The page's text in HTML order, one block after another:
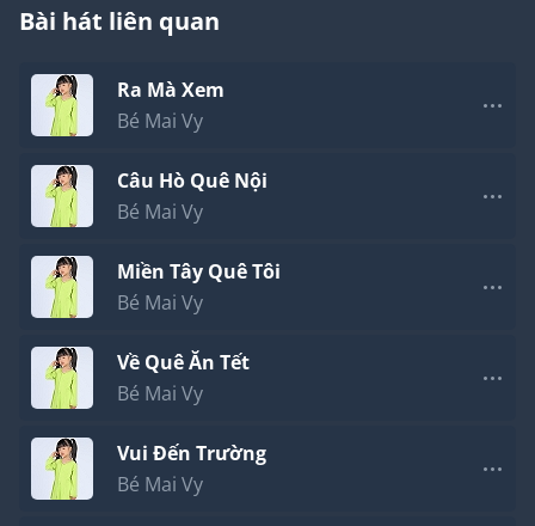
Bài hát liên quan
Ra Mà Xem
Bé Mai Vy
Câu Hò Quê Nội
Bé Mai Vy
Miền Tây Quê Tôi
Bé Mai Vy
Về Quê Ăn Tết
Bé Mai Vy
Vui Đến Trường
Bé Mai Vy